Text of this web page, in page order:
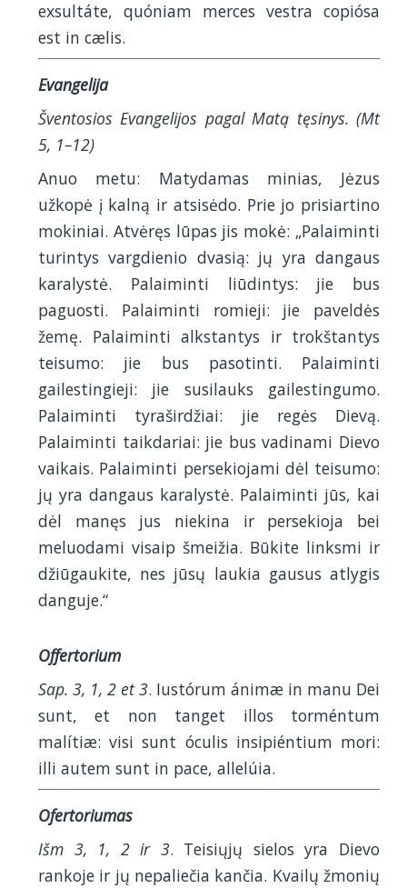
exsultáte, quóniam merces vestra copiósa
est in cælis.
Evangelija
Šventosios Evangelijos pagal Matą tęsinys. (Mt
5, 1–12)
Anuo metu: Matydamas minias, Jėzus
užkopė į kalną ir atsisėdo. Prie jo prisiartino
mokiniai. Atvėręs lūpas jis mokė: „Palaiminti
turintys vargdienio dvasią: jų yra dangaus
karalystė. Palaiminti liūdintys: jie bus
paguosti. Palaiminti romieji: jie paveldės
žemę. Palaiminti alkstantys ir trokštantys
teisumo: jie bus pasotinti. Palaiminti
gailestingieji: jie susilauks gailestingumo.
Palaiminti tyraširdžiai: jie regės Dievą.
Palaiminti taikdariai: jie bus vadinami Dievo
vaikais. Palaiminti persekiojami dėl teisumo:
jų yra dangaus karalystė. Palaiminti jūs, kai
dėl manęs jus niekina ir persekioja bei
meluodami visaip šmeižia. Būkite linksmi ir
džiūgaukite, nes jūsų laukia gausus atlygis
danguje.“
Offertorium
Sap. 3, 1, 2 et 3. Iustórum ánimæ in manu Dei
sunt, et non tanget illos torméntum
malítiæ: visi sunt óculis insipiéntium mori:
illi autem sunt in pace, allelúia.
Ofertoriumas
Išm 3, 1, 2 ir 3. Teisiųjų sielos yra Dievo
rankoje ir jų nepaliečia kančia. Kvailų žmonių